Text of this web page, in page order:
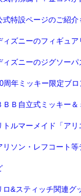
式特設ページのご紹介
ィズニーのフィギュ
ィズニーのジグソー
周年ミッキー限定ブ
ＢＢ自立式ミッキー
トルマーメイド「ア
リソン・レフコート
ロ&スティッチ関連グ